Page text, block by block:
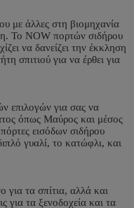
με άλλες στη βιομηχανία
Το NOW πορτών σιδήρου
να δανείζει την έκκληση
σπιτιού για να έρθει για
επιλογών για σας να
όπως Μαύρος και μέσος
εισόδων σιδήρου
γυαλί, το κατώφλι, και
για τα σπίτια, αλλά και
για τα ξενοδοχεία και τα